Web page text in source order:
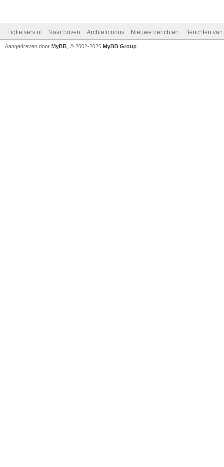
Ligfietsers.nl Naar boven Archiefmodus Nieuwe berichten Berichten
Aangedreven door MyBB , © 2002-2026 MyBB Group